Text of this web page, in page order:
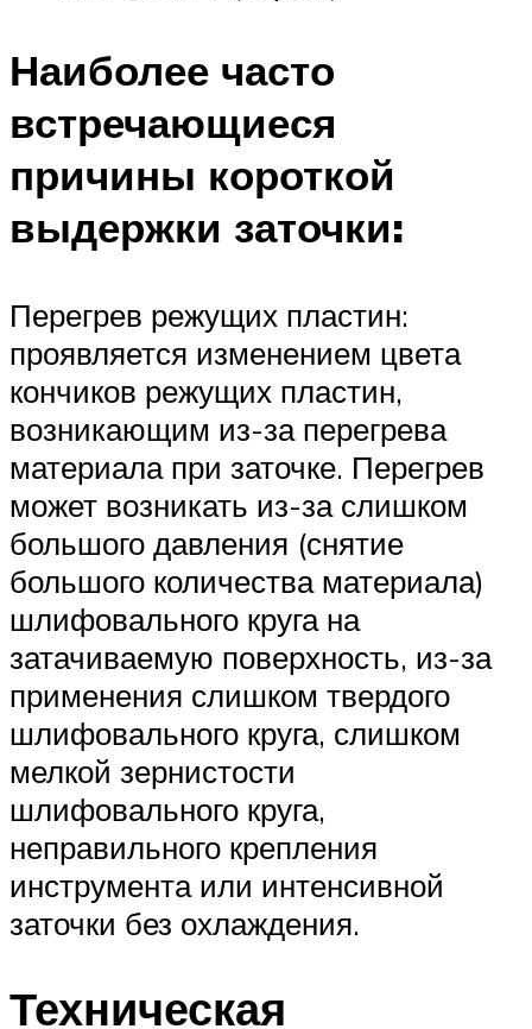
Наиболее часто
встречающиеся
причины короткой
выдержки заточки:
Перегрев режущих пластин:
проявляется изменением цвета
кончиков режущих пластин,
возникающим из-за перегрева
материала при заточке. Перегрев
может возникать из-за слишком
большого давления (снятие
большого количества материала)
шлифовального круга на
затачиваемую поверхность, из-за
применения слишком твердого
шлифовального круга, слишком
мелкой зернистости
шлифовального круга,
неправильного крепления
инструмента или интенсивной
заточки без охлаждения.
Техническая